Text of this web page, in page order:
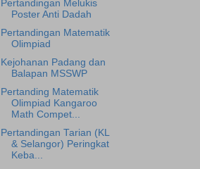
Pertandingan Melukis
Poster Anti Dadah
Pertandingan Matematik
Olimpiad
Kejohanan Padang dan
Balapan MSSWP
Pertanding Matematik
Olimpiad Kangaroo
Math Compet...
Pertandingan Tarian (KL
& Selangor) Peringkat
Keba...